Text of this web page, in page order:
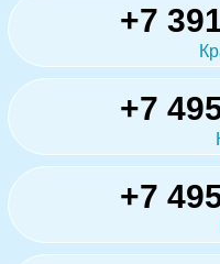
+7
+7
+7